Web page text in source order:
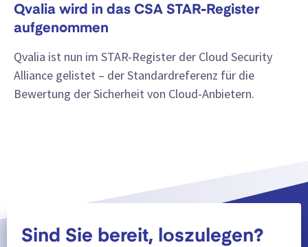
Qvalia wird in das CSA STAR-Register
aufgenommen
Qvalia ist nun im STAR-Register der Cloud Security
Alliance gelistet – der Standardreferenz für die
Bewertung der Sicherheit von Cloud-Anbietern.
Sind Sie bereit, loszulegen?